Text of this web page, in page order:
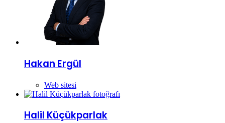
Hakan Ergül
Web sitesi
Halil Küçükparlak